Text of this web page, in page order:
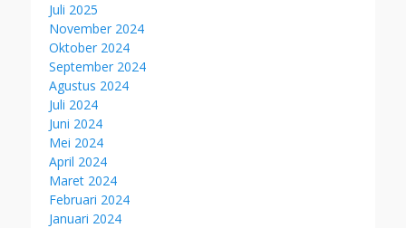
Juli 2025
November 2024
Oktober 2024
September 2024
Agustus 2024
Juli 2024
Juni 2024
Mei 2024
April 2024
Maret 2024
Februari 2024
Januari 2024